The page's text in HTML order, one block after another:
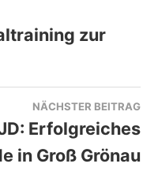
zur
NÄCHSTER BEITRAG
Erfolgreiches
in Groß Grönau